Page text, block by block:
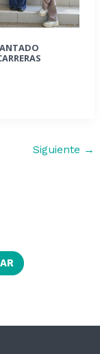
Siguiente →